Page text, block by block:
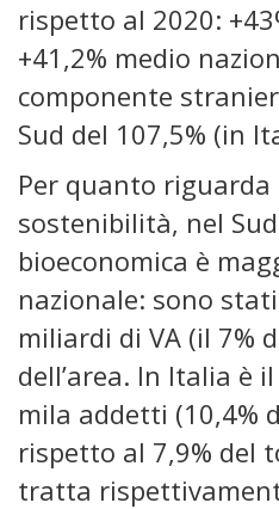
rispetto al 2020:
+41,2% medio
componente
Sud del 107,5% (in
Per quanto riguarda
sostenibilità, nel
bioeconomica è
nazionale: sono
miliardi di VA (il 7%
dell’area. In Italia è
mila addetti (10,4%
rispetto al 7,9% del
tratta